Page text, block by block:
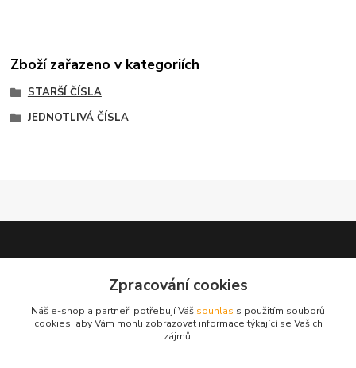
Zboží zařazeno v kategoriích
STARŠÍ ČÍSLA
JEDNOTLIVÁ ČÍSLA
Zpracování cookies
Náš e-shop a partneři potřebují Váš souhlas s použitím souborů
cookies, aby Vám mohli zobrazovat informace týkající se Vašich
zájmů.